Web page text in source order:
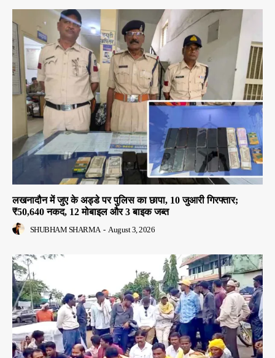
लखनादौन में जुए के अड्डे पर पुलिस का छापा, 10 जुआरी गिरफ्तार;
₹50,640 नकद, 12 मोबाइल और 3 बाइक जब्त
SHUBHAM SHARMA - August 3, 2026